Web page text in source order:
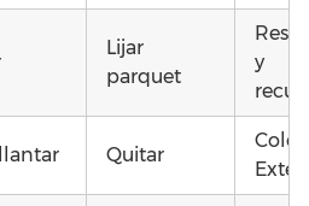
Lijar
parquet
y
Quitar